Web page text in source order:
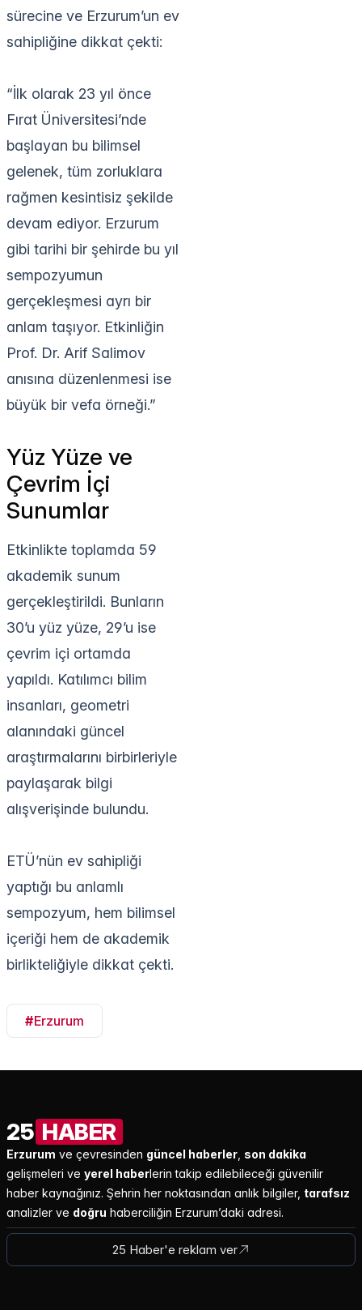
sürecine ve Erzurum’un ev
sahipliğine dikkat çekti:
“İlk olarak 23 yıl önce
Fırat Üniversitesi’nde
başlayan bu bilimsel
gelenek, tüm zorluklara
rağmen kesintisiz şekilde
devam ediyor. Erzurum
gibi tarihi bir şehirde bu yıl
sempozyumun
gerçekleşmesi ayrı bir
anlam taşıyor. Etkinliğin
Prof. Dr. Arif Salimov
anısına düzenlenmesi ise
büyük bir vefa örneği.”
Yüz Yüze ve
Çevrim İçi
Sunumlar
Etkinlikte toplamda 59
akademik sunum
gerçekleştirildi. Bunların
30’u yüz yüze, 29’u ise
çevrim içi ortamda
yapıldı. Katılımcı bilim
insanları, geometri
alanındaki güncel
araştırmalarını birbirleriyle
paylaşarak bilgi
alışverişinde bulundu.
ETÜ’nün ev sahipliği
yaptığı bu anlamlı
sempozyum, hem bilimsel
içeriği hem de akademik
birlikteliğiyle dikkat çekti.
#Erzurum
25 HABER
Erzurum ve çevresinden güncel haberler son dakika
gelişmeleri ve yerel haberlerin takip edilebileceği güvenilir
haber kaynağınız. Şehrin her noktasından anlık bilgiler, tarafsız
analizler ve doğru haberciliğin Erzurum’daki adresi.
25 Haber'e reklam ver